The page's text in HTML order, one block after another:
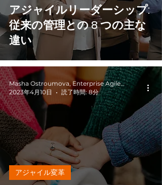
アジャイルリーダーシップ:
従来の管理との 8 つの主な
違い
アジャイル変革
Masha Ostroumova, Enterprise Agile Coach
2023年4月10日
読了時間: 8分